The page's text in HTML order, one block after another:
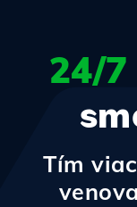
24/7
Tím